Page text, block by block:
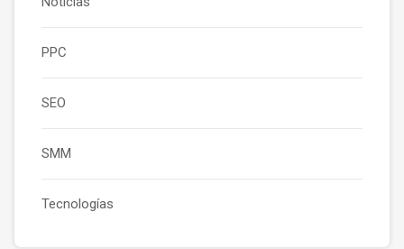
PPC
SEO
SMM
Tecnologías